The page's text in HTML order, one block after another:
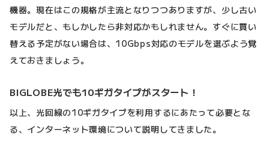
機器。現在はこの規格が主流となりつつありますが、少し古い
モデルだと、もしかしたら非対応かもしれません。すぐに買い
替える予定がない場合は、10Gbps対応のモデルを選ぶよう覚
えておきましょう。
BIGLOBE光でも10ギガタイプがスタート！
以上、光回線の10ギガタイプを利用するにあたって必要とな
る、インターネット環境について説明してきました。